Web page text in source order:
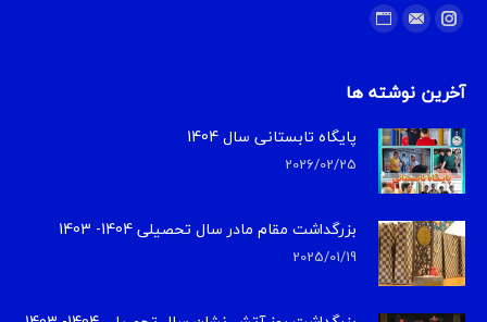
Find us on:
Instagram
Mail
Website
آخرین نوشته ها
پایگاه تابستانی سال 1404
2026/02/25
بزرگداشت مقام مادر سال تحصیلی 1404- 1403
2025/01/19